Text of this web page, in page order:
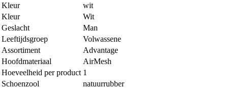
Kleur
wit
Kleur
Wit
Geslacht
Man
Leeftijdsgroep
Volwassene
Assortiment
Advantage
Hoofdmateriaal
AirMesh
Hoeveelheid per product 1
Schoenzool
natuurrubber